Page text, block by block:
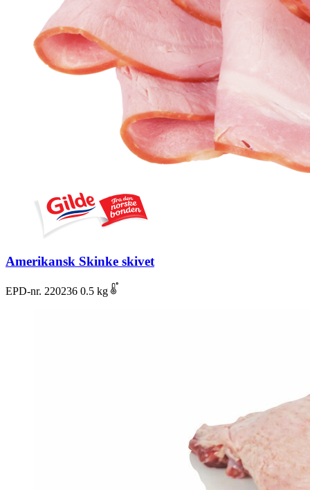
Amerikansk Skinke skivet
EPD-nr. 220236 0.5 kg